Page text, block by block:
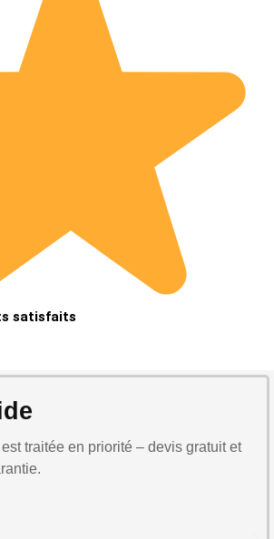
satisfaits
traitée en priorité – devis gratuit et